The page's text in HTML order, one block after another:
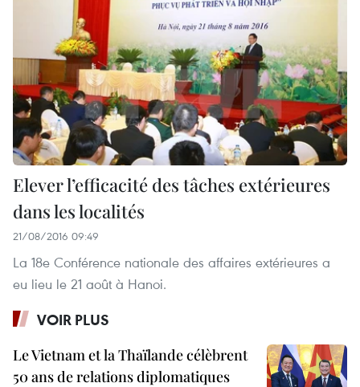
Elever l’efficacité des tâches extérieures
dans les localités
21/08/2016 09:49
La 18e Conférence nationale des affaires extérieures a
eu lieu le 21 août à Hanoi.
VOIR PLUS
Le Vietnam et la Thaïlande célèbrent
50 ans de relations diplomatiques